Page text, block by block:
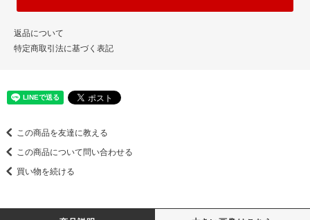
返品について
特定商取引法に基づく表記
この商品を友達に教える
この商品について問い合わせる
買い物を続ける